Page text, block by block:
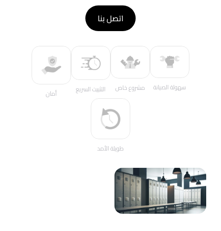
اتصل بنا
سهولة الصيانة مشروع خاص التثبيت السريع أمان
طويلة الأمد